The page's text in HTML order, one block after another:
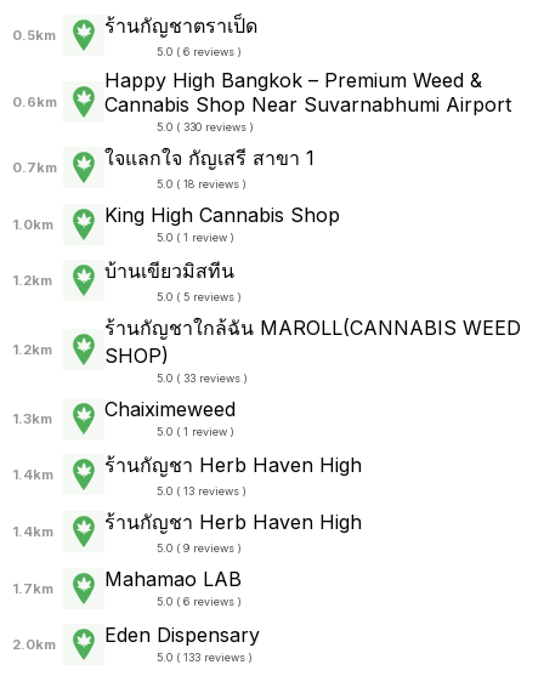
0.5km ร้านกัญชาตราเป็ด
5.0 ( 6 reviews )
0.6km
Happy High Bangkok – Premium Weed &
Cannabis Shop Near Suvarnabhumi Airport
5.0 ( 330 reviews )
0.7km ใจแลกใจ กัญเสรี สาขา 1
5.0 ( 18 reviews )
1.0km King High Cannabis Shop
5.0 ( 1 review )
1.2km บ้านเขียวมิสทีน
5.0 ( 5 reviews )
1.2km
ร้านกัญชาใกล้ฉัน MAROLL(CANNABIS WEED
SHOP)
5.0 ( 33 reviews )
1.3km Chaiximeweed
5.0 ( 1 review )
1.4km ร้านกัญชา Herb Haven High
5.0 ( 13 reviews )
1.4km ร้านกัญชา Herb Haven High
5.0 ( 9 reviews )
1.7km Mahamao LAB
5.0 ( 6 reviews )
2.0km Eden Dispensary
5.0 ( 133 reviews )